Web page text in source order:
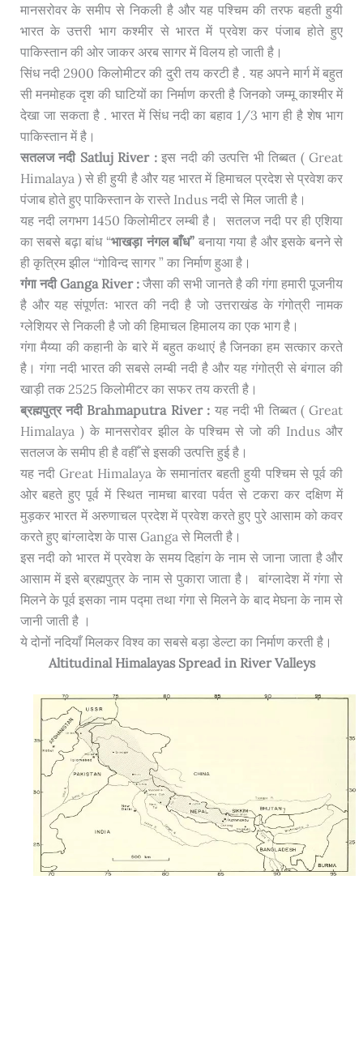
मानसरोवर के समीप से निकली है और यह पश्चिम की तरफ बहती हुयी
भारत के उत्तरी भाग कश्मीर से भारत में प्रवेश कर पंजाब होते हुए
पाकिस्तान की ओर जाकर अरब सागर में विलय हो जाती है।
सिंध नदी 2900 किलोमीटर की दुरी तय करटी है . यह अपने मार्ग में बहुत
सी मनमोहक दृश की घाटियों का निर्माण करती है जिनको जम्मू काश्मीर में
देखा जा सकता है . भारत में सिंध नदी का बहाव 1/3 भाग ही है शेष भाग
पाकिस्तान में है।
सतलज नदी Satluj River :इस नदी की उत्पत्ति भी तिब्बत ( Great
Himalaya ) से ही हुयी है और यह भारत में हिमाचल प्रदेश से प्रवेश कर
पंजाब होते हुए पाकिस्तान के रास्ते Indus नदी से मिल जाती है।
यह नदी लगभग 1450 किलोमीटर लम्बी है। सतलज नदी पर ही एशिया
का सबसे बढ़ा बांध “भाखड़ा नंगल बाँध” बनाया गया है और इसके बनने से
ही कृत्रिम झील “गोविन्द सागर ” का निर्माण हुआ है।
गंगा नदी Ganga River :जैसा की सभी जानते है की गंगा हमारी पूजनीय
है और यह संपूर्णतः भारत की नदी है जो उत्तराखंड के गंगोत्री नामक
ग्लेशियर से निकली है जो की हिमाचल हिमालय का एक भाग है।
गंगा मैय्या की कहानी के बारे में बहुत कथाएं है जिनका हम सत्कार करते
है। गंगा नदी भारत की सबसे लम्बी नदी है और यह गंगोत्री से बंगाल की
खाड़ी तक 2525 किलोमीटर का सफर तय करती है।
ब्रह्मपुत्र नदी Brahmaputra River : यह नदी भी तिब्बत ( Great
Himalaya ) के मानसरोवर झील के पश्चिम से जो की Indus और
सतलज के समीप ही है वहीँ से इसकी उत्पत्ति हुई है।
यह नदी Great Himalaya के समानांतर बहती हुयी पश्चिम से पूर्व की
ओर बहते हुए पूर्व में स्थित नामचा बारवा पर्वत से टकरा कर दक्षिण में
मुड़कर भारत में अरुणाचल प्रदेश में प्रवेश करते हुए पुरे आसाम को कवर
करते हुए बांग्लादेश के पास Ganga से मिलती है।
इस नदी को भारत में प्रवेश के समय दिहांग के नाम से जाना जाता है और
आसाम में इसे ब्रह्मपुत्र के नाम से पुकारा जाता है। बांग्लादेश में गंगा से
मिलने के पूर्व इसका नाम पद्मा तथा गंगा से मिलने के बाद मेघना के नाम से
जानी जाती है ।
ये दोनों नदियाँ मिलकर विश्व का सबसे बड़ा डेल्टा का निर्माण करती है।
Altitudinal Himalayas Spread in River Valleys